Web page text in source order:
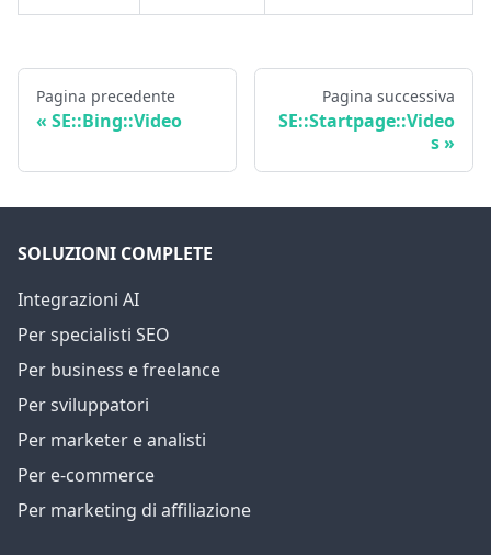
Pagina precedente
SE::Bing::Video
Pagina successiva
SE::Startpage::Video
s
SOLUZIONI COMPLETE
Integrazioni AI
Per specialisti SEO
Per business e freelance
Per sviluppatori
Per marketer e analisti
Per e-commerce
Per marketing di affiliazione